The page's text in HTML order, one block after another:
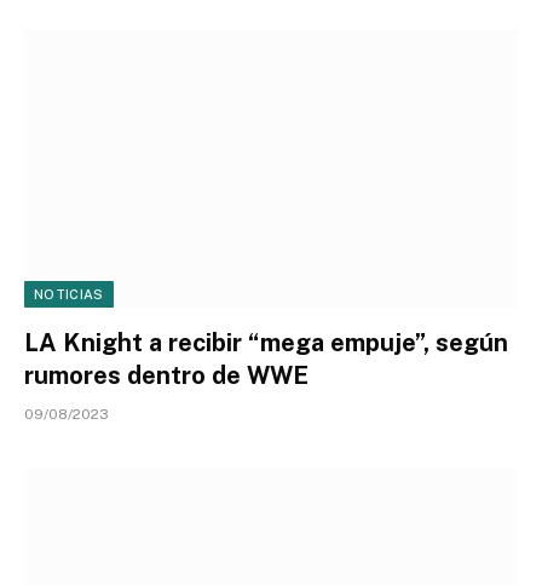
NOTICIAS
LA Knight a recibir “mega empuje”, según
rumores dentro de WWE
09/08/2023